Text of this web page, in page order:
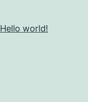
Hello world!